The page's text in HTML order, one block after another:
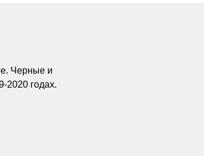
Черные и
2020 годах.